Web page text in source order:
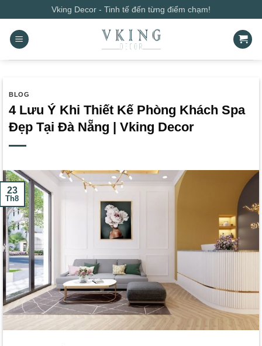
qua
nội
dung
Vking Decor - Tinh tế đến từng điểm chạm!
BLOG
4 Lưu Ý Khi Thiết Kế Phòng Khách Spa
Đẹp Tại Đà Nẵng | Vking Decor
23
Th8